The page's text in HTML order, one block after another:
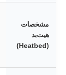
مشخصات
هیت‌بد
(Heatbed)